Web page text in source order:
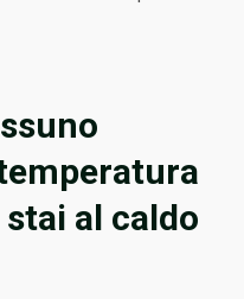
al caldo